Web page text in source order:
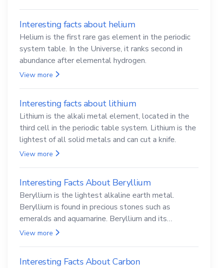
Interesting facts about helium
Helium is the first rare gas element in the periodic
system table. In the Universe, it ranks second in
abundance after elemental hydrogen.
View more
Interesting facts about lithium
Lithium is the alkali metal element, located in the
third cell in the periodic table system. Lithium is the
lightest of all solid metals and can cut a knife.
View more
Interesting Facts About Beryllium
Beryllium is the lightest alkaline earth metal.
Beryllium is found in precious stones such as
emeralds and aquamarine. Beryllium and its
compounds are both carcinogenic.
View more
Interesting Facts About Carbon